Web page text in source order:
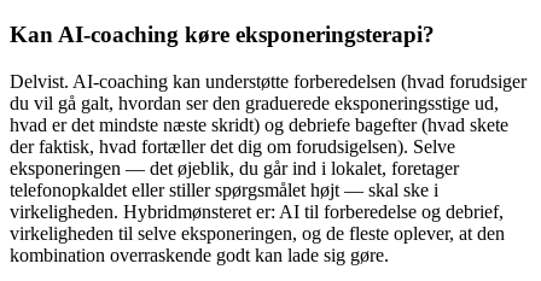
Kan AI-coaching køre eksponeringsterapi?
Delvist. AI-coaching kan understøtte forberedelsen (hvad forudsiger
du vil gå galt, hvordan ser den graduerede eksponeringsstige ud,
hvad er det mindste næste skridt) og debriefe bagefter (hvad skete
der faktisk, hvad fortæller det dig om forudsigelsen). Selve
eksponeringen — det øjeblik, du går ind i lokalet, foretager
telefonopkaldet eller stiller spørgsmålet højt — skal ske i
virkeligheden. Hybridmønsteret er: AI til forberedelse og debrief,
virkeligheden til selve eksponeringen, og de fleste oplever, at den
kombination overraskende godt kan lade sig gøre.